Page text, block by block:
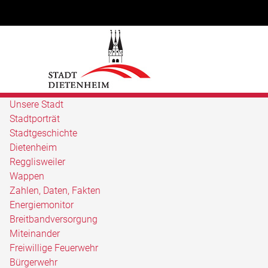
Unsere Stadt
Stadtporträt
Stadtgeschichte
Dietenheim
Regglisweiler
Wappen
Zahlen, Daten, Fakten
Energiemonitor
Breitbandversorgung
Miteinander
Freiwillige Feuerwehr
Bürgerwehr